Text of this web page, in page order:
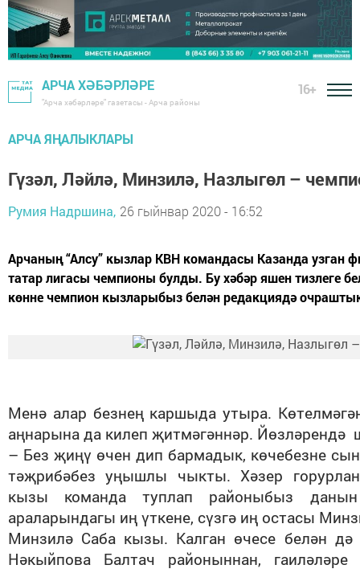
АРЧА ХӘБӘРЛӘРЕ
"Арча хәбәрләре" газетасы - Арча районы
16+
АРЧА ЯҢАЛЫКЛАРЫ
Гүзәл, Ләйлә, Минзилә, Назлыгөл –
Румия Надршина, 26 гыйнвар 2020 - 16:52
Арчаның “Алсу” кызлар КВН командасы Казанда узган
татар лигасы чемпионы булды. Бу хәбәр яшен тизлеге
көнне чемпион кызларыбыз белән редакциядә
Менә алар безнең каршыда утыра.
аңнарына да килеп җитмәгәннәр.
– Без җиңү өчен дип бармадык, көчебезне
тәҗрибәбез уңышлы чыкты. Хәзер
кызы команда туплап районыбыз
араларындагы иң үткене, сүзгә иң остасы
Минзилә Саба кызы. Калган өчесе белән
Нәкыйпова Балтач районыннан,